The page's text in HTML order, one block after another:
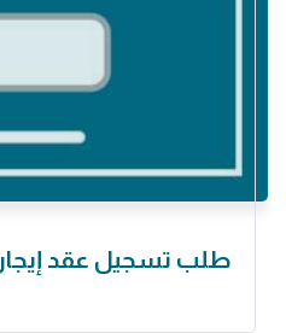
طلب تسجيل عقد إيجار